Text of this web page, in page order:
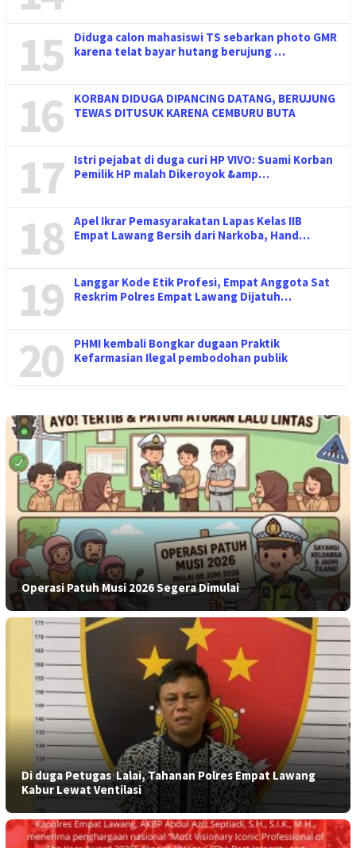
15
Diduga calon mahasiswi TS sebarkan photo GMR
karena telat bayar hutang berujung …
16
KORBAN DIDUGA DIPANCING DATANG, BERUJUNG
TEWAS DITUSUK KARENA CEMBURU BUTA
17
Istri pejabat di duga curi HP VIVO: Suami Korban
Pemilik HP malah Dikeroyok &amp…
18
Apel Ikrar Pemasyarakatan Lapas Kelas IIB
Empat Lawang Bersih dari Narkoba, Hand…
19
Langgar Kode Etik Profesi, Empat Anggota Sat
Reskrim Polres Empat Lawang Dijatuh…
20
PHMI kembali Bongkar dugaan Praktik
Kefarmasian Ilegal pembodohan publik
Operasi Patuh Musi 2026 Segera Dimulai
​Di duga Petugas Lalai, Tahanan Polres Empat Lawang
Kabur Lewat Ventilasi